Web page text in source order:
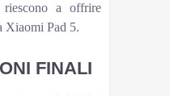
a offrire
Xiaomi Pad 5.
FINALI